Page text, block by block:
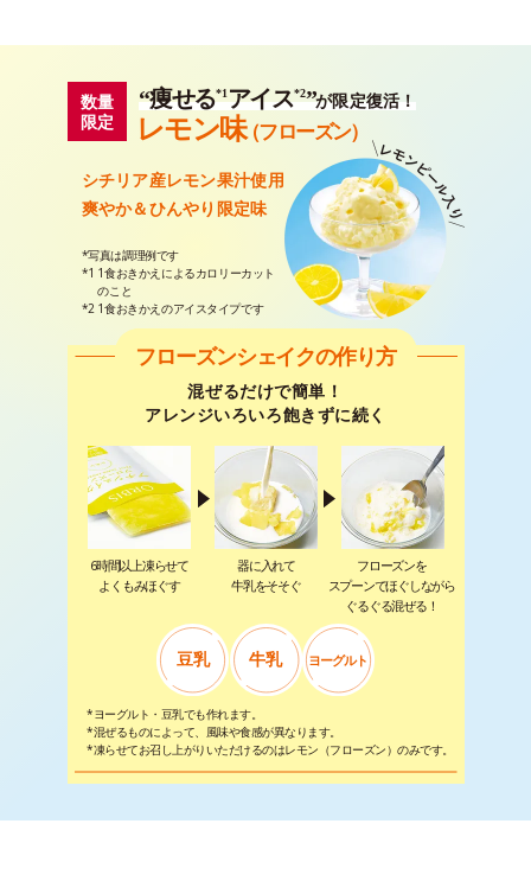
数量
限定
“痩せる*1アイス*2”が限定復活！
レモン味（フローズン）
シチリア産レモン果汁使用
爽やか＆ひんやり限定味
*写真は調理例です
*1 1食おきかえによるカロリーカット
のこと
*2 1食おきかえのアイスタイプです
フローズンシェイクの作り方
混ぜるだけで簡単！
アレンジいろいろ飽きずに続く
6時間以上凍らせて
よくもみほぐす
器に入れて
牛乳をそそぐ
フローズンを
スプーンでほぐしながら
ぐるぐる混ぜる！
豆乳 牛乳 ヨーグルト
*ヨーグルト・豆乳でも作れます。
*混ぜるものによって、風味や食感が異なります。
*凍らせてお召し上がりいただけるのはレモン（フローズン）のみです。